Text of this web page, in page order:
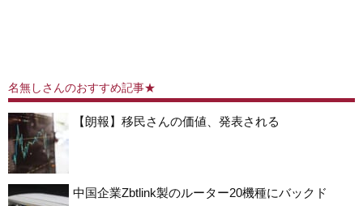
名無しさんのおすすめ記事★
【朗報】移民さんの価値、発表される
中国企業Zbtlink製のルーター20機種にバックド